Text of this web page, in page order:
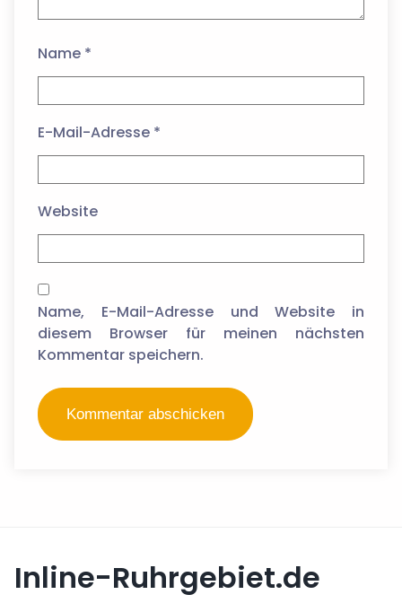
Name *
E-Mail-Adresse *
Website
Name, E-Mail-Adresse und Website in
diesem Browser für meinen nächsten
Kommentar speichern.
Inline-Ruhrgebiet.de